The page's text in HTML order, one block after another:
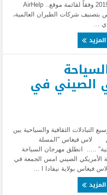
العام 2019 وفقاً لقائمة موقع.. AirHelp
بتصنيف شركات الطيران العالمية،
...
الصيني في
التبادلات الثقافية والسياحية بين
لاس فيغاس "المسلة
..... انطلق مهرجان السياحة
الأمريكي الصيني امس الجمعة في
فيغاس بولاية نيفادا ا ...